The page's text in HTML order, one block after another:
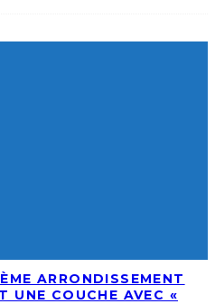
ARRONDISSEMENT
UNE COUCHE AVEC «